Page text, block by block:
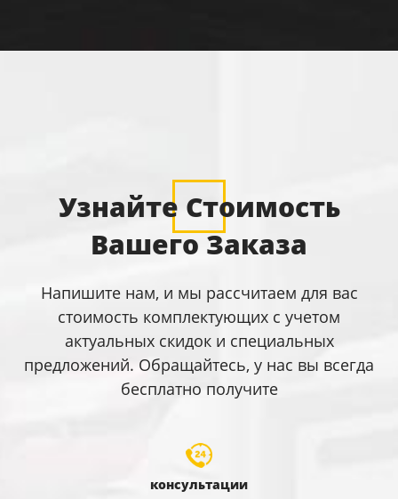
Узнайте Стоимость
Вашего Заказа
Напишите нам, и мы рассчитаем для вас
стоимость комплектующих с учетом
актуальных скидок и специальных
предложений. Обращайтесь, у нас вы всегда
бесплатно получите
консультации